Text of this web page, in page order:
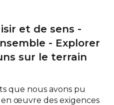
et de sens -
- Explorer
sur le terrain
que nous avons pu
œuvre des exigences